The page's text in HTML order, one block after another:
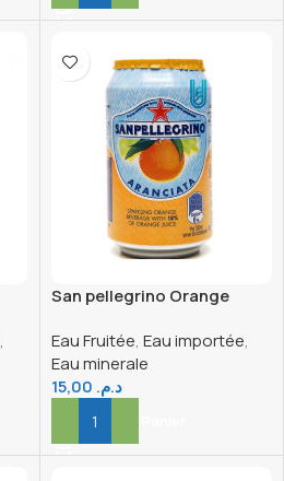
,
San pellegrino Orange
Eau Fruitée, Eau importée,
Eau minerale
د.م.
Ajouter Au Panier